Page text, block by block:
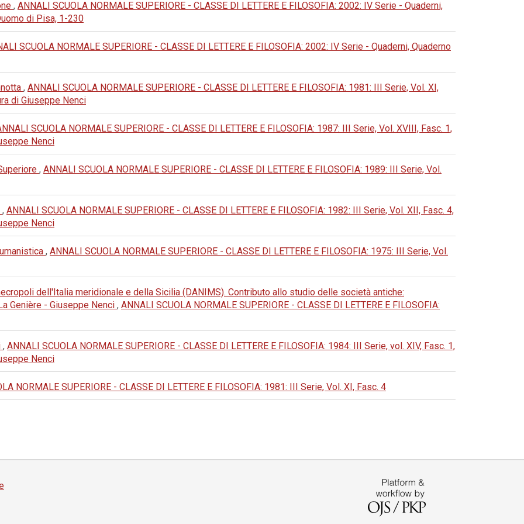
, ANNALI SCUOLA NORMALE SUPERIORE - CLASSE DI LETTERE E FILOSOFIA: 2002: IV Serie - Quaderni,
di Pisa, 1-230
SCUOLA NORMALE SUPERIORE - CLASSE DI LETTERE E FILOSOFIA: 2002: IV Serie - Quaderni, Quaderno
, ANNALI SCUOLA NORMALE SUPERIORE - CLASSE DI LETTERE E FILOSOFIA: 1981: III Serie, Vol. XI,
di Giuseppe Nenci
SCUOLA NORMALE SUPERIORE - CLASSE DI LETTERE E FILOSOFIA: 1987: III Serie, Vol. XVIII, Fasc. 1,
Nenci
, ANNALI SCUOLA NORMALE SUPERIORE - CLASSE DI LETTERE E FILOSOFIA: 1989: III Serie, Vol.
, ANNALI SCUOLA NORMALE SUPERIORE - CLASSE DI LETTERE E FILOSOFIA: 1982: III Serie, Vol. XII, Fasc. 4,
Nenci
, ANNALI SCUOLA NORMALE SUPERIORE - CLASSE DI LETTERE E FILOSOFIA: 1975: III Serie, Vol.
dell'Italia meridionale e della Sicilia (DANIMS). Contributo allo studio delle società antiche:
Genière - Giuseppe Nenci , ANNALI SCUOLA NORMALE SUPERIORE - CLASSE DI LETTERE E FILOSOFIA:
, ANNALI SCUOLA NORMALE SUPERIORE - CLASSE DI LETTERE E FILOSOFIA: 1984: III Serie, vol. XIV, Fasc. 1,
Nenci
NORMALE SUPERIORE - CLASSE DI LETTERE E FILOSOFIA: 1981: III Serie, Vol. XI, Fasc. 4